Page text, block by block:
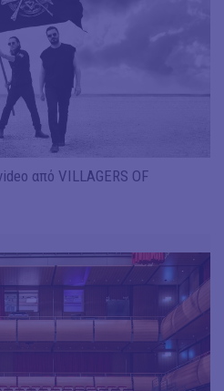
από VILLAGERS OF